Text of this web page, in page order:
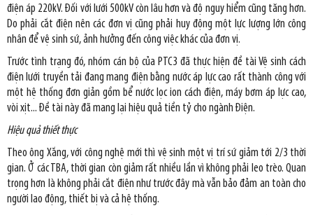
điện áp 220kV. Đối với lưới 500kV còn lâu hơn và độ nguy hiểm cũng tăng hơn.
Do phải cắt điện nên các đơn vị cũng phải huy động một lực lượng lớn công
nhân để vệ sinh sứ, ảnh hưởng đến công việc khác của đơn vị.
Trước tình trạng đó, nhóm cán bộ của PTC3 đã thực hiện đề tài Vệ sinh cách
điện lưới truyền tải đang mang điện bằng nước áp lực cao rất thành công với
một hệ thống đơn giản gồm bể nước lọc ion cách điện, máy bơm áp lực cao,
vòi xịt... Đề tài này đã mang lại hiệu quả tiền tỷ cho ngành Điện.
Hiệu quả thiết thực
Theo ông Xắng, với công nghệ mới thì vệ sinh một vị trí sứ giảm tới 2/3 thời
gian. Ở các TBA, thời gian còn giảm rất nhiều lần vì không phải leo trèo. Quan
trọng hơn là không phải cắt điện như trước đây mà vẫn bảo đảm an toàn cho
người lao động, thiết bị và cả hệ thống.